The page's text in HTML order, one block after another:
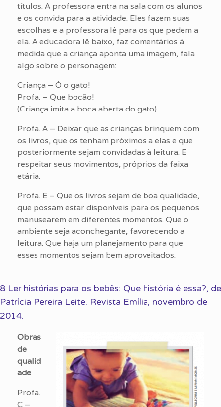
títulos. A professora entra na sala com os alunos
e os convida para a atividade. Eles fazem suas
escolhas e a professora lê para os que pedem a
ela. A educadora lê baixo, faz comentários à
medida que a criança aponta uma imagem, fala
algo sobre o personagem:
Criança – Ó o gato!
Profa. – Que bocão!
(Criança imita a boca aberta do gato).
Profa. A – Deixar que as crianças brinquem com
os livros, que os tenham próximos a elas e que
posteriormente sejam convidadas à leitura. E
respeitar seus movimentos, próprios da faixa
etária.
Profa. E – Que os livros sejam de boa qualidade,
que possam estar disponíveis para os pequenos
manusearem em diferentes momentos. Que o
ambiente seja aconchegante, favorecendo a
leitura. Que haja um planejamento para que
esses momentos sejam bem aproveitados.
8 Ler histórias para os bebês: Que história é essa?, de
Patrícia Pereira Leite. Revista Emília, novembro de
2014.
Obras
de
qualid
ade
Profa.
C –